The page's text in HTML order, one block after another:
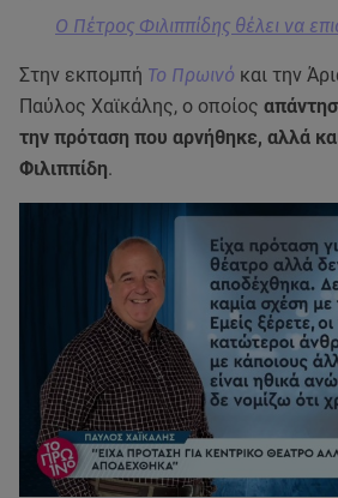
Ο Πέτρος Φιλιππίδης θέλει να
Στην εκπομπή Το Πρωινό και την
Παύλος Χαϊκάλης, ο οποίος
την πρόταση που αρνήθηκε, αλλά
Φιλιππίδη.